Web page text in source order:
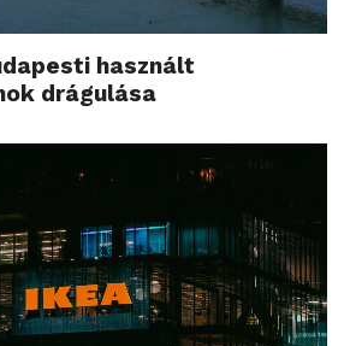
használt
drágulása